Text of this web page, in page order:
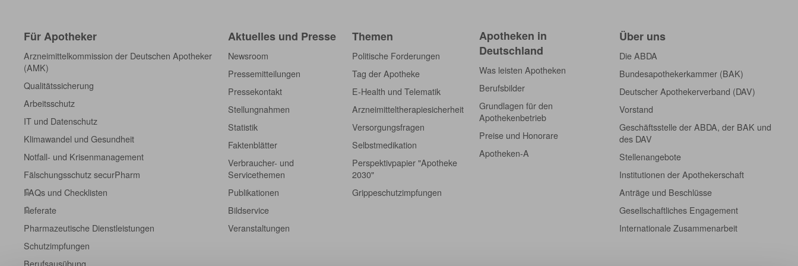
Für Apotheker
Arzneimittelkommission der Deutschen Apotheker
(AMK)
Qualitätssicherung
Arbeitsschutz
IT und Datenschutz
Klimawandel und Gesundheit
Notfall- und Krisenmanagement
Fälschungsschutz securPharm
FAQs und Checklisten
Referate
Pharmazeutische Dienstleistungen
Schutzimpfungen
Aktuelles und Presse
Newsroom
Pressemitteilungen
Pressekontakt
Stellungnahmen
Statistik
Faktenblätter
Verbraucher- und
Servicethemen
Publikationen
Bildservice
Veranstaltungen
Themen
Politische Forderungen
Tag der Apotheke
E-Health und Telematik
Arzneimitteltherapiesicherheit
Versorgungsfragen
Selbstmedikation
Perspektivpapier "Apotheke
2030"
Grippeschutzimpfungen
Apotheken in
Deutschland
Was leisten Apotheken
Berufsbilder
Grundlagen für den
Apothekenbetrieb
Preise und Honorare
Apotheken-A
Über uns
Die ABDA
Bundesapothekerkammer (BAK)
Deutscher Apothekerverband (DAV)
Vorstand
Geschäftsstelle der ABDA, der BAK und
des DAV
Stellenangebote
Institutionen der Apothekerschaft
Anträge und Beschlüsse
Gesellschaftliches Engagement
Internationale Zusammenarbeit